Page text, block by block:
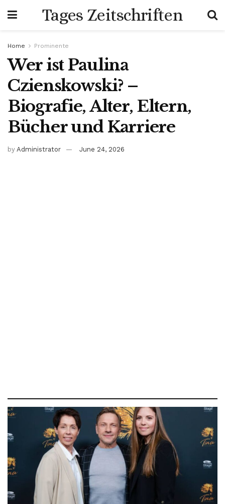
Tages Zeitschriften
Home Prominente
Wer ist Paulina
Czienskowski? –
Biografie, Alter, Eltern,
Bücher und Karriere
by Administrator June 24, 2026